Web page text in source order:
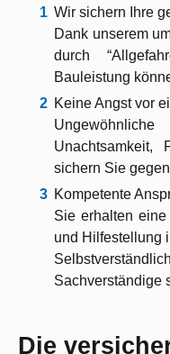
Wir sichern Ihre
Dank unserem
durch
Bauleistung
Keine Angst vor
Ungewöhnliche
sichern Sie
Kompetente
Sie erhalten
und Hilfestellung
Sachverständige
Die